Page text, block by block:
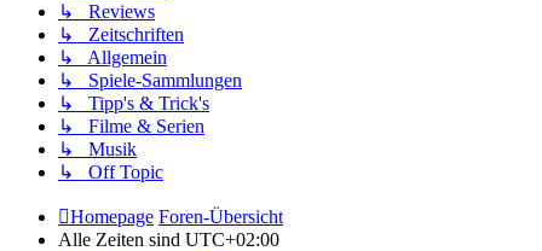
↳ Reviews
↳ Zeitschriften
↳ Allgemein
↳ Spiele-Sammlungen
↳ Tipp's & Trick's
↳ Filme & Serien
↳ Musik
↳ Off Topic
Homepage Foren-Übersicht
Alle Zeiten sind UTC+02:00